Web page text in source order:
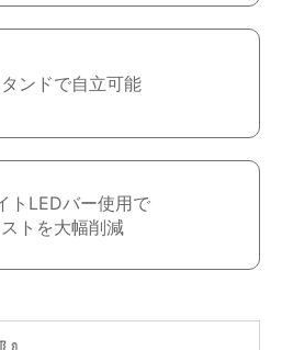
ンドで自立可能
トLEDバー使用で
トを大幅削減